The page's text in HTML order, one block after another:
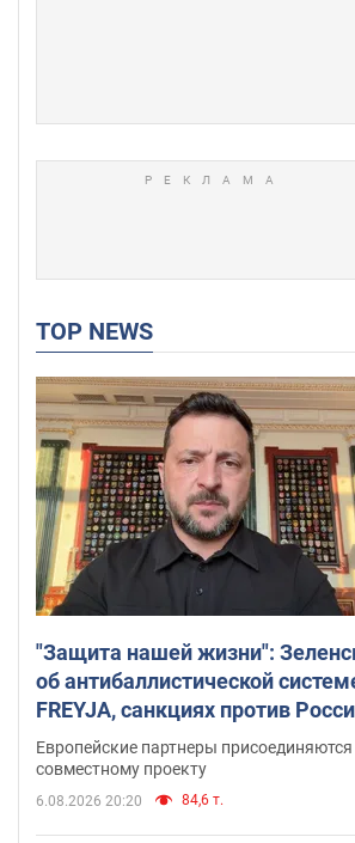
TOP NEWS
"Защита нашей жизни":
об антибаллистической
FREYJA, санкциях против
поддержке аграриев. Видео
Европейские партнеры присоединяются
совместному проекту
6.08.2026 20:20 84,6 т.